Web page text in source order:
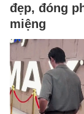
đẹp, đóng
miệng